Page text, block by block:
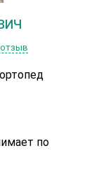
по